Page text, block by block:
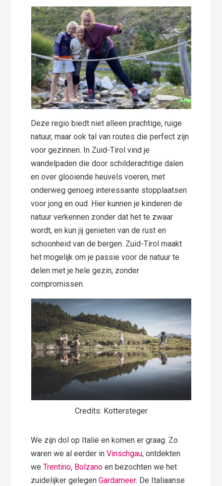
Deze regio biedt niet alleen prachtige, ruige
natuur, maar ook tal van routes die perfect zijn
voor gezinnen. In Zuid-Tirol vind je
wandelpaden die door schilderachtige dalen
en over glooiende heuvels voeren, met
onderweg genoeg interessante stopplaatsen
voor jong en oud. Hier kunnen je kinderen de
natuur verkennen zonder dat het te zwaar
wordt, en kun jij genieten van de rust en
schoonheid van de bergen. Zuid-Tirol maakt
het mogelijk om je passie voor de natuur te
delen met je hele gezin, zonder
compromissen.
Credits: Kottersteger
We zijn dol op Italië en komen er graag. Zo
waren we al eerder inVinschgau, ontdekten
weTrentino, Bolzano en bezochten we het
zuidelijker gelegenGardameer. De Italiaanse